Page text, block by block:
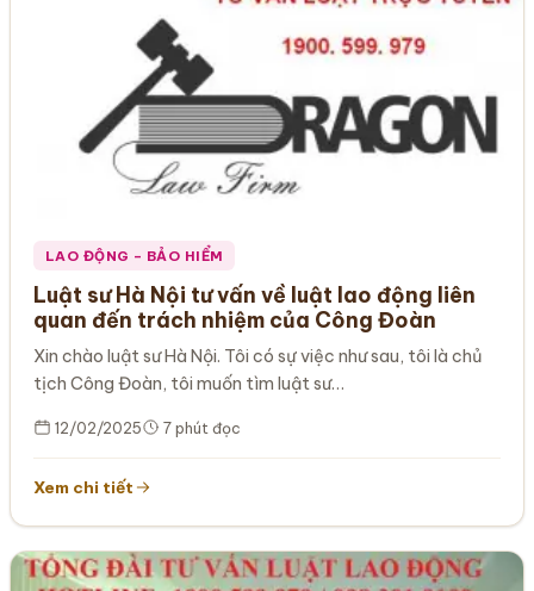
LAO ĐỘNG – BẢO HIỂM
Luật sư Hà Nội tư vấn về luật lao động liên
quan đến trách nhiệm của Công Đoàn
Xin chào luật sư Hà Nội. Tôi có sự việc như sau, tôi là chủ
tịch Công Đoàn, tôi muốn tìm luật sư…
12/02/2025 7 phút đọc
Xem chi tiết